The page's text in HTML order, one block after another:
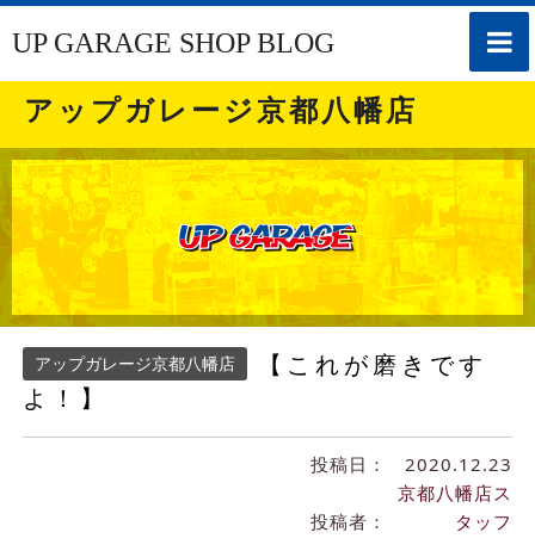
toggle
UP GARAGE SHOP BLOG
アップガレージ京都八幡店
アップガレージ京都八幡店
【これが磨きです
よ！】
投稿日： 2020.12.23
投稿者：
京都八幡店ス
タッフ